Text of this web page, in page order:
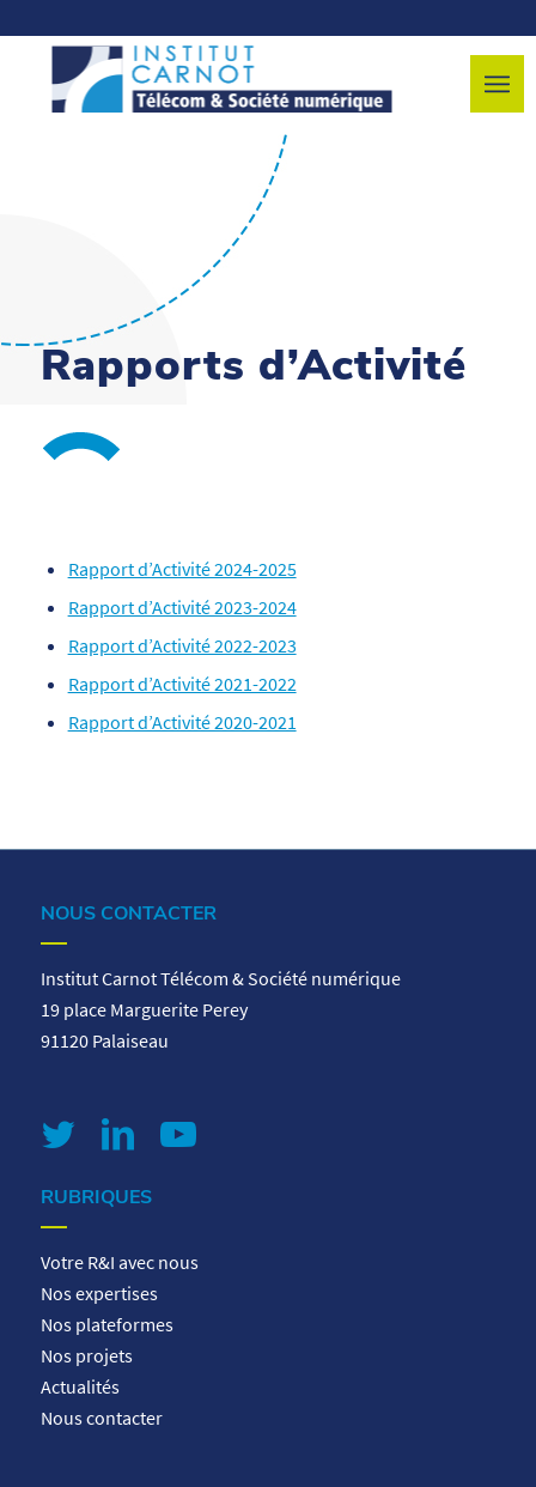
Rapports d’Activité
Rapport d’Activité 2024-2025
Rapport d’Activité 2023-2024
Rapport d’Activité 2022-2023
Rapport d’Activité 2021-2022
Rapport d’Activité 2020-2021
NOUS CONTACTER
Institut Carnot Télécom & Société numérique
19 place Marguerite Perey
91120 Palaiseau
RUBRIQUES
Votre R&I avec nous
Nos expertises
Nos plateformes
Nos projets
Actualités
Nous contacter